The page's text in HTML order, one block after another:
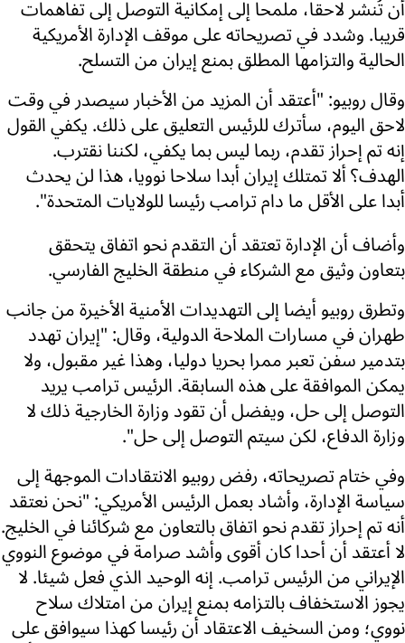
أن تُنشر لاحقا، ملمحا إلى إمكانية التوصل إلى تفاهمات
قريبا. وشدد في تصريحاته على موقف الإدارة الأمريكية
الحالية والتزامها المطلق بمنع إيران من التسلح.
وقال روبيو: "أعتقد أن المزيد من الأخبار سيصدر في وقت
لاحق اليوم، سأترك للرئيس التعليق على ذلك. يكفي القول
إنه تم إحراز تقدم، ربما ليس بما يكفي، لكننا نقترب.
الهدف؟ ألا تمتلك إيران أبدا سلاحا نوويا، هذا لن يحدث
أبدا على الأقل ما دام ترامب رئيسا للولايات المتحدة".
وأضاف أن الإدارة تعتقد أن التقدم نحو اتفاق يتحقق
بتعاون وثيق مع الشركاء في منطقة الخليج الفارسي.
وتطرق روبيو أيضا إلى التهديدات الأمنية الأخيرة من جانب
طهران في مسارات الملاحة الدولية، وقال: "إيران تهدد
بتدمير سفن تعبر ممرا بحريا دوليا، وهذا غير مقبول، ولا
يمكن الموافقة على هذه السابقة. الرئيس ترامب يريد
التوصل إلى حل، ويفضل أن تقود وزارة الخارجية ذلك لا
وزارة الدفاع، لكن سيتم التوصل إلى حل".
وفي ختام تصريحاته، رفض روبيو الانتقادات الموجهة إلى
سياسة الإدارة، وأشاد بعمل الرئيس الأمريكي: "نحن نعتقد
أنه تم إحراز تقدم نحو اتفاق بالتعاون مع شركائنا في الخليج.
لا أعتقد أن أحدا كان أقوى وأشد صرامة في موضوع النووي
الإيراني من الرئيس ترامب. إنه الوحيد الذي فعل شيئا. لا
يجوز الاستخفاف بالتزامه بمنع إيران من امتلاك سلاح
نووي؛ ومن السخيف الاعتقاد أن رئيسا كهذا سيوافق على